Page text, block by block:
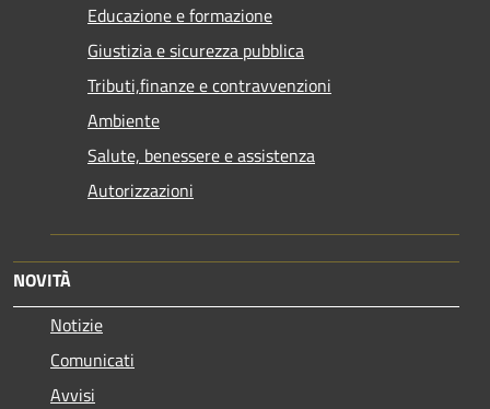
Educazione e formazione
Giustizia e sicurezza pubblica
Tributi,finanze e contravvenzioni
Ambiente
Salute, benessere e assistenza
Autorizzazioni
NOVITÀ
Notizie
Comunicati
Avvisi